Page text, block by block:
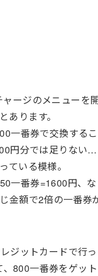
ージのメニューを
あります。
一番券で交換する
円分では足りない
ている模様。
一番券=1600円、な
金額で2倍の一番券
ジットカードで行
800一番券をゲッ